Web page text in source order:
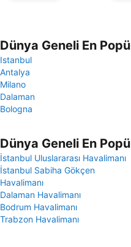
Dünya Geneli En
Istanbul
Antalya
Milano
Dalaman
Bologna
Dünya Geneli En
İstanbul Uluslararası Havalimanı
İstanbul Sabiha Gökçen
Havalimanı
Dalaman Havalimanı
Bodrum Havalimanı
Trabzon Havalimanı